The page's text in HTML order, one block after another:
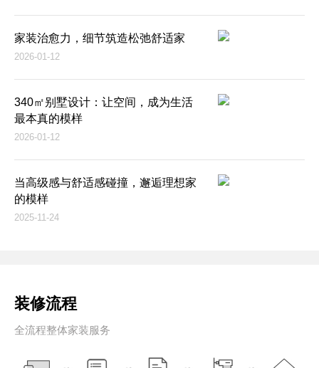
家装治愈力，细节筑造松弛舒适家
2026-01-12
340㎡别墅设计：让空间，成为生活
最本真的模样
2026-01-12
当高级感与舒适感碰撞，邂逅理想家
的模样
2025-11-24
装修流程
全流程整体家装服务